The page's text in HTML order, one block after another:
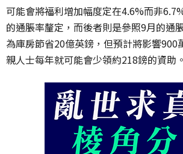
可能會將福利增加幅度定在4.6%而非
的通脹率釐定，而後者則是參照9月的通
為庫房節省20億英鎊，但預計將影響900
親人士每年就可能會少領約218鎊的資助。